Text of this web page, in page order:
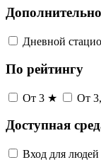
Дополнительно
Дневной
По рейтингу
От 3 ★ От
Доступная
Вход для